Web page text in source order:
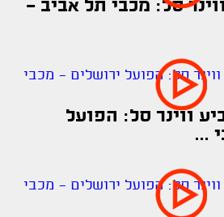
סל: מכבי תל אביב -
ווינר סל: הפועל
...